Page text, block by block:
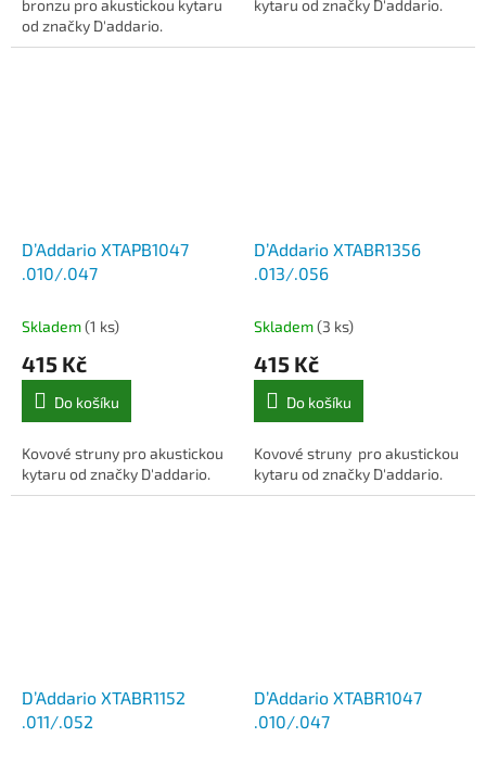
bronzu pro akustickou kytaru
od značky D'addario.
kytaru od značky D'addario.
D’Addario XTAPB1047
.010/.047
Skladem(1 ks)
415 Kč
Do košíku
Kovové struny pro akustickou
kytaru od značky D'addario.
D’Addario XTABR1356
.013/.056
Skladem(3 ks)
415 Kč
Do košíku
Kovové struny pro akustickou
kytaru od značky D'addario.
D’Addario XTABR1152
.011/.052
D’Addario XTABR1047
.010/.047